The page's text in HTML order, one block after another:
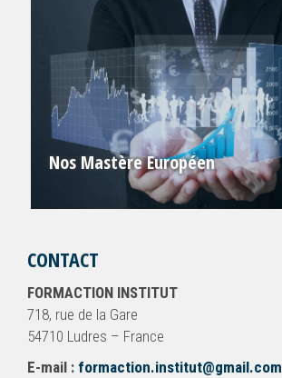
Nos Mastère Européen
CONTACT
FORMACTION INSTITUT
718, rue de la Gare
54710 Ludres – France
E-mail : formaction.institut@gmail.com